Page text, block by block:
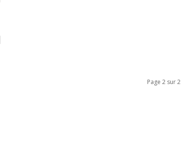
Page 2 sur 2